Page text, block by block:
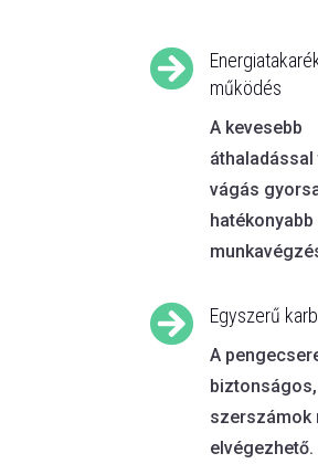

működés
A kevesebb
vágás
hatékonyabb
 Egyszerű
A
szerszámok
elvégezhető.